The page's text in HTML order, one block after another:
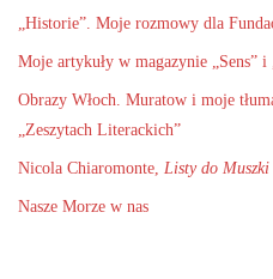
„Historie”. Moje rozmowy dla
Moje artykuły w magazynie „Sens” i
Obrazy Włoch. Muratow i moje
„Zeszytach Literackich”
Nicola Chiaromonte, Listy do Muszki
Nasze Morze w nas